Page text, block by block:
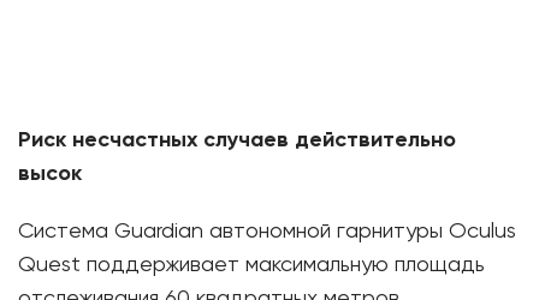
Риск несчастных случаев действительно
высок
Система Guardian автономной гарнитуры Oculus
Quest поддерживает максимальную площадь